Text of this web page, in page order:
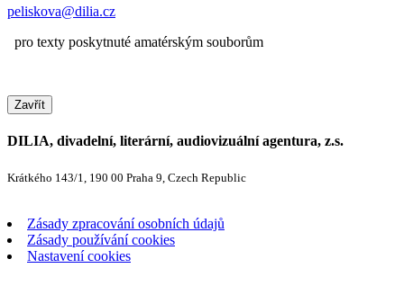
peliskova@dilia.cz
pro texty poskytnuté amatérským souborům
Zavřít
DILIA, divadelní, literární, audiovizuální agentura, z.s.
Krátkého 143/1, 190 00 Praha 9, Czech Republic
Zásady zpracování osobních údajů
Zásady používání cookies
Nastavení cookies